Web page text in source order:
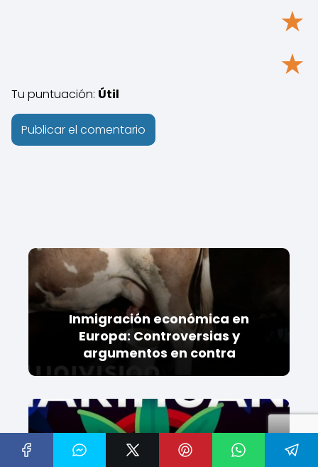
★
★
Tu puntuación: Útil
Inmigración económica en
Europa: Controversias y
argumentos en contra